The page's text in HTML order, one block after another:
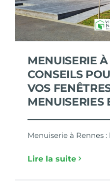
MENUISERIE
CONSEILS
VOS
MENUISERIES
Menuiserie à Rennes :
Lire la suite